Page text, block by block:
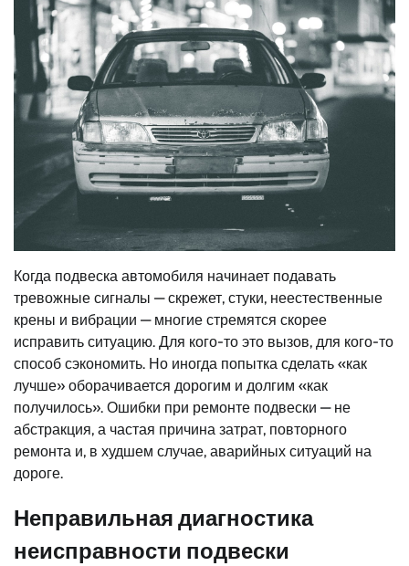
Когда подвеска автомобиля начинает подавать
тревожные сигналы — скрежет, стуки, неестественные
крены и вибрации — многие стремятся скорее
исправить ситуацию. Для кого-то это вызов, для кого-то
способ сэкономить. Но иногда попытка сделать «как
лучше» оборачивается дорогим и долгим «как
получилось». Ошибки при ремонте подвески — не
абстракция, а частая причина затрат, повторного
ремонта и, в худшем случае, аварийных ситуаций на
дороге.
Неправильная диагностика
неисправности подвески